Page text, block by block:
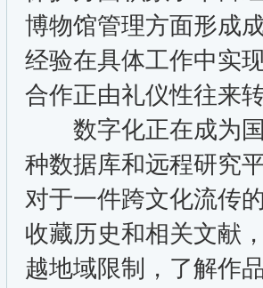
博物馆管理方面形成
经验在具体工作中实
合作正由礼仪性往来
数字化正在成为国
种数据库和远程研究
对于一件跨文化流传
收藏历史和相关文献
越地域限制，了解作